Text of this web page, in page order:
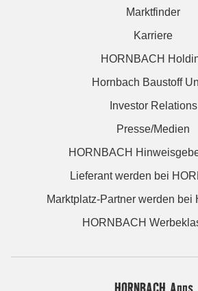
Marktfinder
Karriere
HORNBACH
Hornbach Baustoff
Investor Relations
Presse/Medien
HORNBACH
Lieferant werden bei
Marktplatz-Partner werden bei
HORNBACH